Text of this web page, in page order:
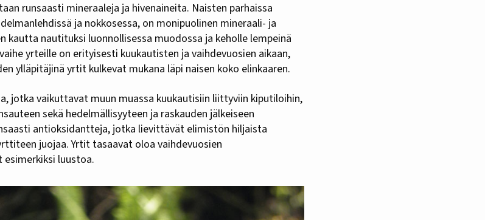
runsaasti mineraaleja ja hivenaineita. Naisten parhaissa
ja nokkosessa, on monipuolinen mineraali- ja
kautta nautituksi luonnollisessa muodossa ja keholle lempeinä
yrteille on erityisesti kuukautisten ja vaihdevuosien aikaan,
ylläpitäjinä yrtit kulkevat mukana läpi naisen koko elinkaaren.
jotka vaikuttavat muun muassa kuukautisiin liittyviin kiputiloihin,
sekä hedelmällisyyteen ja raskauden jälkeiseen
antioksidantteja, jotka lievittävät elimistön hiljaista
juojaa. Yrtit tasaavat oloa vaihdevuosien
luustoa.